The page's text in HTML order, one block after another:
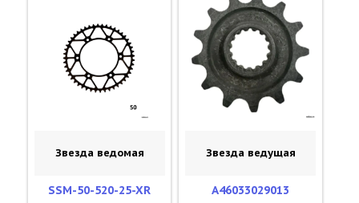
Звезда ведомая
SSM-50-520-25-XR
Звезда ведущая
A46033029013